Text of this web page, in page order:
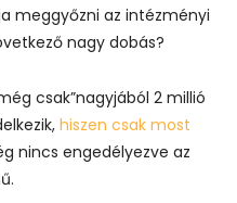
meggyőzni az intézményi
nagy dobás?
csak”nagyjából 2 millió
hiszen csak most
nincs engedélyezve az